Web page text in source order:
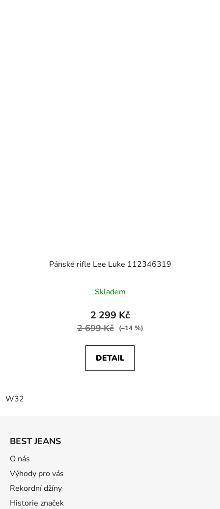
Pánské rifle Lee Luke 112346319
Skladem
2 299 Kč
2 699 Kč (–14 %)
DETAIL
W32
BEST JEANS
O nás
Výhody pro vás
Rekordní džíny
Historie značek